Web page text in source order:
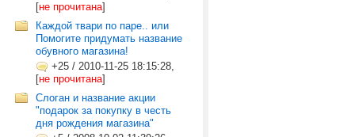
[не прочитана]
Каждой твари по паре.. или
Помогите придумать название
обувного магазина!
+25 / 2010-11-25 18:15:28,
[не прочитана]
Слоган и название акции
"подарок за покупку в честь
дня рождения магазина"